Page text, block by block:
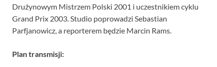
Drużynowym Mistrzem Polski 2001 i uczestnikiem cyklu
Grand Prix 2003. Studio poprowadzi Sebastian
Parfjanowicz, a reporterem będzie Marcin Rams.
Plan transmisji: